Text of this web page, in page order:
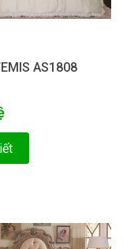
AS1808